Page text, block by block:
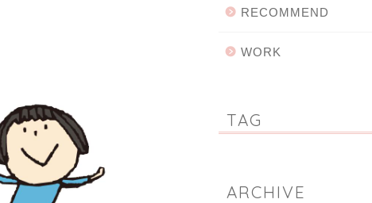
RECOMMEND
WORK
TAG
ARCHIVE